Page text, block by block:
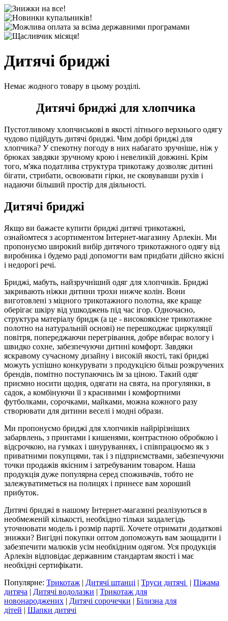
Дитячі бриджі
Немає жодного товару в цьому розділі.
Дитячі бриджі для хлопчика
Пустотливому хлопчиськові в якості літнього верхнього одягу
чудово підійдуть дитячі бриджі. Чим добрі бриджі для
хлопчика? У спекотну погоду в них набагато зручніше, ніж у
брюках завдяки зручному крою і невеликій довжині. Крім
того, м'яка податлива структура трикотажу дозволяє дитині
бігати, стрибати, освоювати гірки, не сковувавши рухів і
надаючи більший простір для діяльності.
Дитячі бриджі
Якщо ви бажаєте купити бриджі дитячі трикотажні,
ознайомтеся з асортиментом Інтернет-магазину Арлекін. Ми
пропонуємо широкий вибір дитячого трикотажного одягу від
виробника і будемо раді допомогти вам придбати дійсно якісні
і недорогі речі.
Бриджі, мабуть, найзручніший одяг для хлопчиків. Бриджі
закривають ніжки дитини трохи нижче колін. Вони
виготовлені з міцного трикотажного полотна, яке краще
оберігає шкіру від ушкоджень під час ігор. Одночасно,
структура матеріалу бридж (а це - високоякісне трикотажне
полотно на натуральній основі) не перешкоджає циркуляції
повітря, попереджаючи перегрівання, добре вбирає вологу і
швидко сохне, забезпечуючи дитині комфорт. Завдяки
яскравому сучасному дизайну і високій якості, такі бриджі
можуть успішно конкурувати з продукцією більш розкручених
брендів, помітно поступаючись їм за ціною. Такий одяг
приємно носити щодня, одягати на свята, на прогулянки, в
садок, а комбінуючи її з красивими і комфортними
футболками, сорочками, майками, можна кожного разу
створювати для дитини веселі і модні образи.
Ми пропонуємо бриджі для хлопчиків найрірізніших
забарвлень, з принтами і кишенями, контрастною обробкою і
відсрочкою, на гумках і шнуруваннях, і співпрацюємо як з
приватними покупцями, так і з підприємствами, забезпечуючи
точки продажів якісним і затребуваним товаром. Наша
продукція дуже популярна серед споживачів, тобто не
залежуватиметься на полицях і принесе вам хороший
прибуток.
Дитячі бриджі в нашому Інтернет-магазині реалізуються в
необмеженій кількості, необхідно тільки заздалегідь
уточнювати модель і розмір партії. Хочете отримати додаткові
знижки? Вигідні покупки оптом допоможуть вам заощадити і
забезпечити малюків усім необхідним одягом. Уся продукція
Арлекін відповідає державним стандартам якості і має
необхідні сертифікати.
Популярне: Трикотаж | Дитячі штанці | Труси дитячі | Піжама
дитяча | Дитячі водолазки | Трикотаж для
новонароджених | Дитячі сорочечки | Білизна для
дітей | Шапки дитячі